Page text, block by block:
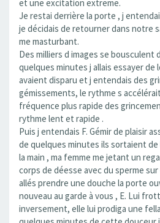
et une excitation extreme.
Je restai derrière la porte , j
je décidais de retourner dans notre
me masturbant.
Des milliers d images se bousculent
quelques minutes j allais essayer de
avaient disparu et j entendais des
gémissements, le rythme s
fréquence plus rapide des
rythme lent et rapide .
Puis j entendais F. Gémir de plaisir
de quelques minutes ils sortaient
la main , ma femme me jetant un
corps de déesse avec du sperme
allés prendre une douche la porte
nouveau au garde à vous , E. Lui
inversement, elle lui prodiga une